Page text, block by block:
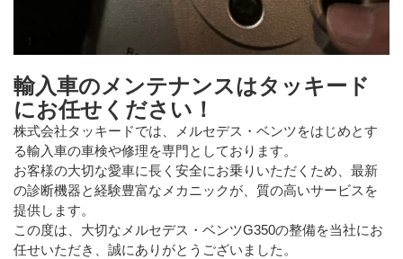
輸入車のメンテナンスはタッキード
にお任せください！
株式会社タッキードでは、メルセデス・ベンツをはじめとす
る輸入車の車検や修理を専門としております。
お客様の大切な愛車に長く安全にお乗りいただくため、最新
の診断機器と経験豊富なメカニックが、質の高いサービスを
提供します。
この度は、大切なメルセデス・ベンツG350の整備を当社にお
任せいただき、誠にありがとうございました。